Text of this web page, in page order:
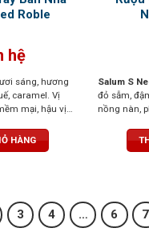
Roble
hệ
sáng, hương
caramel. Vị
mại, hậu vị
HÀNG
Salum S
đỏ sẫm,
nồng nàn,
quyện
thoảng
3 4 … 6 7